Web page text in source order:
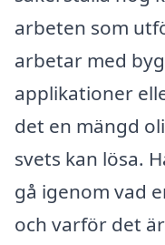
arbeten som
arbetar med
applikationer
det en mängd
svets kan lösa.
gå igenom vad
och varför det